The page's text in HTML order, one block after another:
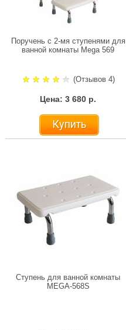
Поручень с 2-мя ступенями для
ванной комнаты Mega 569
(Отзывов 4)
Цена: 3 680 р.
Купить
Ступень для ванной комнаты
MEGA-568S